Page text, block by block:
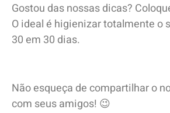
Gostou das nossas dicas?
O ideal é higienizar totalmente o
30 em 30 dias.
Não esqueça de compartilhar o
com seus amigos! 😉